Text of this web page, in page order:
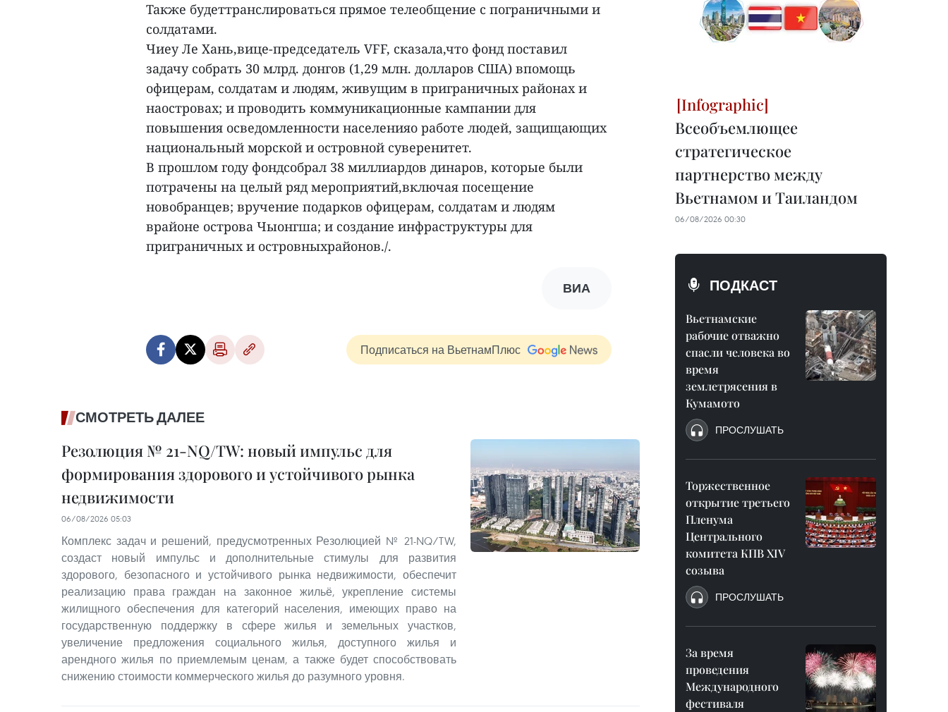
Также будеттранслироваться прямое телеобщение с пограничными и
солдатами.
Чиеу Ле Хань,вице-председатель VFF, сказала,что фонд поставил
задачу собрать 30 млрд. донгов (1,29 млн. долларов США) впомощь
офицерам, солдатам и людям, живущим в приграничных районах и
наостровах; и проводить коммуникационные кампании для
повышения осведомленности населенияо работе людей, защищающих
национальный морской и островной суверенитет.
В прошлом году фондсобрал 38 миллиардов динаров, которые были
потрачены на целый ряд мероприятий,включая посещение
новобранцев; вручение подарков офицерам, солдатам и людям
врайоне острова Чыонгша; и создание инфраструктуры для
приграничных и островныхрайонов./.
ВИА
Подписаться на ВьетнамПлюс
СМОТРЕТЬ ДАЛЕЕ
Резолюция № 21-NQ/TW: новый импульс для
формирования здорового и устойчивого рынка
недвижимости
06/08/2026 05:03
Комплекс задач и решений, предусмотренных Резолюцией № 21-NQ/TW,
создаст новый импульс и дополнительные стимулы для развития
здорового, безопасного и устойчивого рынка недвижимости, обеспечит
реализацию права граждан на законное жильё, укрепление системы
жилищного обеспечения для категорий населения, имеющих право на
государственную поддержку в сфере жилья и земельных участков,
увеличение предложения социального жилья, доступного жилья и
арендного жилья по приемлемым ценам, а также будет способствовать
снижению стоимости коммерческого жилья до разумного уровня.
Всеобъемлющее
стратегическое
партнерство между
Вьетнамом и Таиландом
06/08/2026 00:30
ПОДКАСТ
Вьетнамские
рабочие отважно
спасли человека во
время
землетрясения в
Кумамото
ПРОСЛУШАТЬ
Торжественное
открытие третьего
Пленума
Центрального
комитета КПВ XIV
созыва
ПРОСЛУШАТЬ
За время
проведения
Международного
фестиваля